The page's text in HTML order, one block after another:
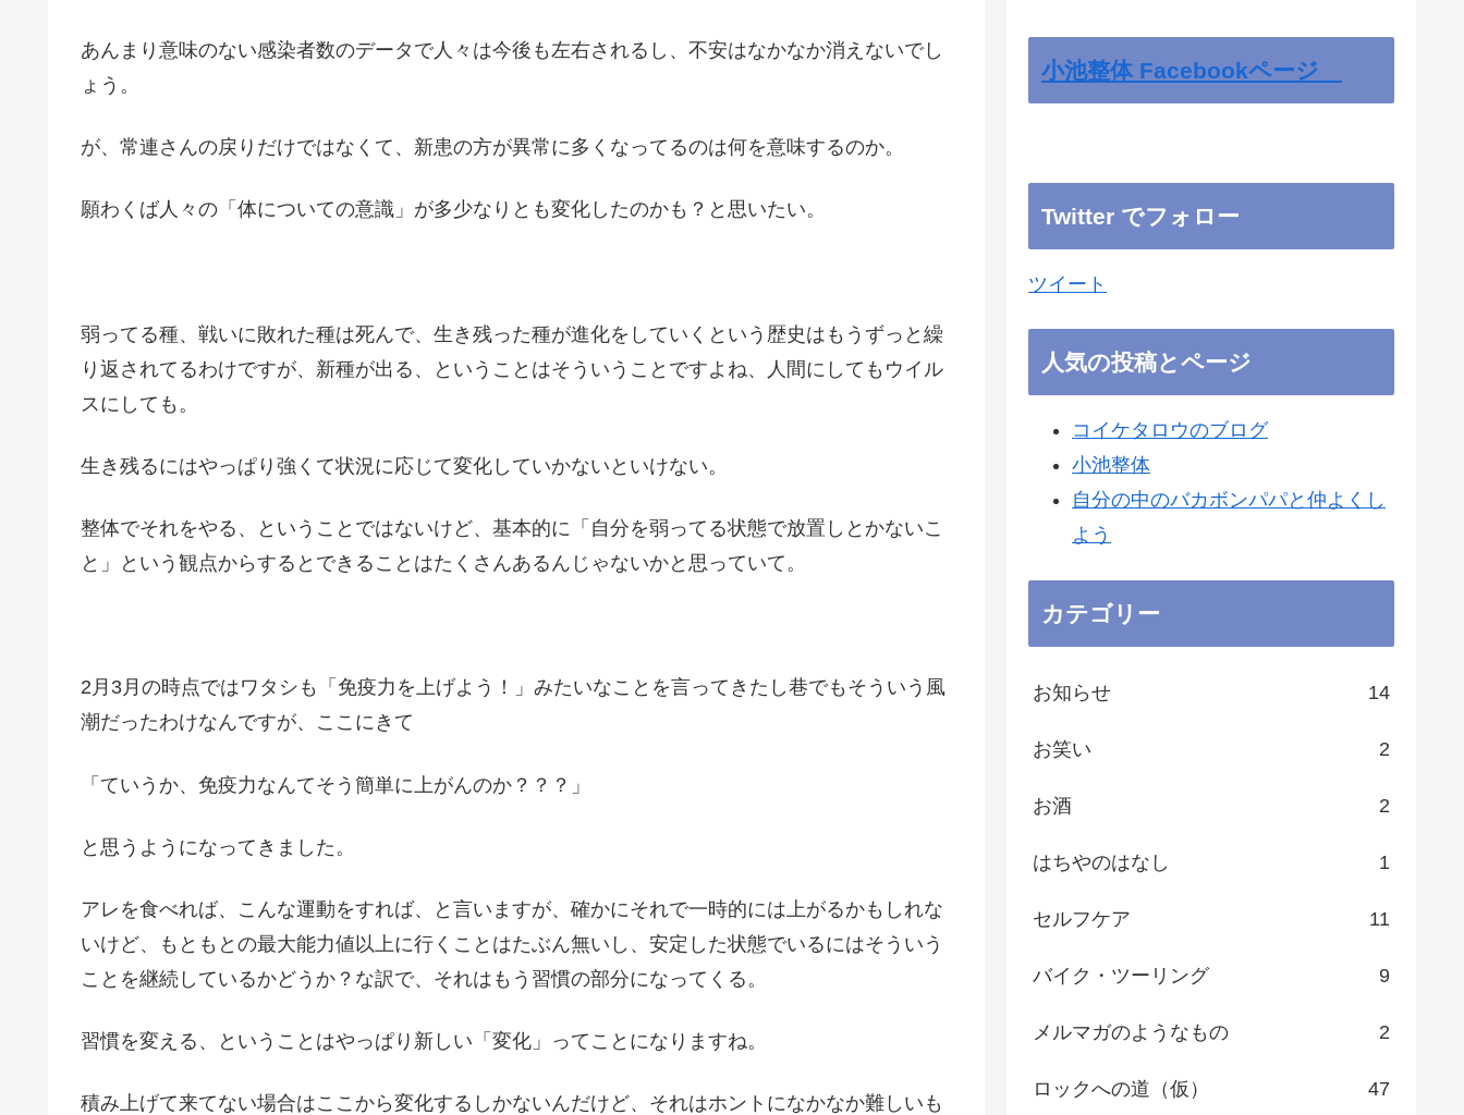
あんまり意味のない感染者数のデータで人々は今後も左右されるし、不安はなかなか消えないでし
ょう。
が、常連さんの戻りだけではなくて、新患の方が異常に多くなってるのは何を意味するのか。
願わくば人々の「体についての意識」が多少なりとも変化したのかも？と思いたい。
弱ってる種、戦いに敗れた種は死んで、生き残った種が進化をしていくという歴史はもうずっと繰
り返されてるわけですが、新種が出る、ということはそういうことですよね、人間にしてもウイル
スにしても。
生き残るにはやっぱり強くて状況に応じて変化していかないといけない。
整体でそれをやる、ということではないけど、基本的に「自分を弱ってる状態で放置しとかないこ
と」という観点からするとできることはたくさんあるんじゃないかと思っていて。
2月3月の時点ではワタシも「免疫力を上げよう！」みたいなことを言ってきたし巷でもそういう風
潮だったわけなんですが、ここにきて
「ていうか、免疫力なんてそう簡単に上がんのか？？？」
と思うようになってきました。
アレを食べれば、こんな運動をすれば、と言いますが、確かにそれで一時的には上がるかもしれな
いけど、もともとの最大能力値以上に行くことはたぶん無いし、安定した状態でいるにはそういう
ことを継続しているかどうか？な訳で、それはもう習慣の部分になってくる。
習慣を変える、ということはやっぱり新しい「変化」ってことになりますね。
積み上げて来てない場合はここから変化するしかないんだけど、それはホントになかなか難しいも
小池整体 Facebookページ
Twitter でフォロー
ツイート
人気の投稿とページ
コイケタロウのブログ
小池整体
自分の中のバカボンパパと仲よくし
よう
カテゴリー
お知らせ 14
お笑い 2
お酒 2
はちやのはなし 1
セルフケア 11
バイク・ツーリング 9
メルマガのようなもの 2
ロックへの道（仮） 47